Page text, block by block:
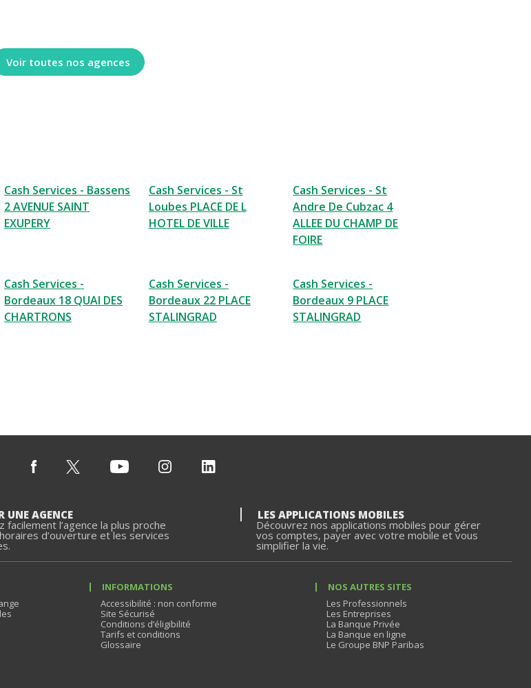
Voir toutes nos agences
Cash Services - Bassens
2 AVENUE SAINT
EXUPERY
Cash Services - St
Loubes PLACE DE L
HOTEL DE VILLE
Cash Services - St
Andre De Cubzac 4
ALLEE DU CHAMP DE
FOIRE
Cash Services -
Bordeaux 18 QUAI DES
CHARTRONS
Cash Services -
Bordeaux 22 PLACE
STALINGRAD
Cash Services -
Bordeaux 9 PLACE
STALINGRAD
UNE AGENCE
facilement l’agence la plus proche
d’ouverture et les services
LES APPLICATIONS MOBILES
Découvrez nos applications mobiles pour gérer
vos comptes, payer avec votre mobile et vous
simplifier la vie.
INFORMATIONS
Accessibilité : non conforme
Site Sécurisé
Conditions d’éligibilité
Tarifs et conditions
Glossaire
NOS AUTRES SITES
Les Professionnels
Les Entreprises
La Banque Privée
La Banque en ligne
Le Groupe BNP Paribas